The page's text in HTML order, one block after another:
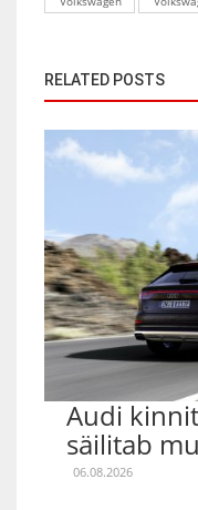
RELATED POSTS
Audi
säilitab
06.08.2026